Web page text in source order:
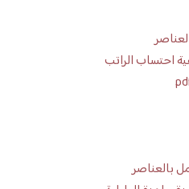
احتساب الراتب
بالعناصر